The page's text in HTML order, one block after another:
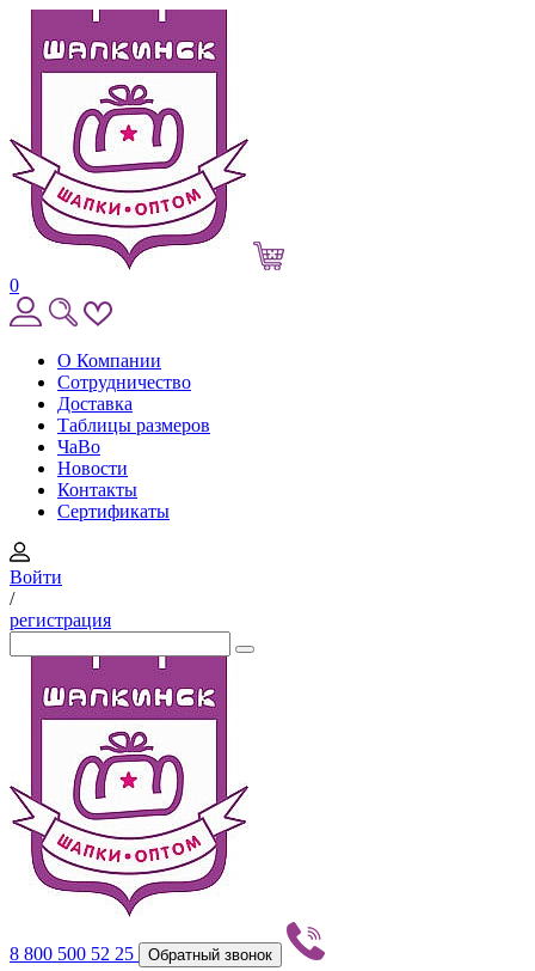
0
О Компании
Сотрудничество
Доставка
Таблицы размеров
ЧаВо
Новости
Контакты
Сертификаты
Войти
/
регистрация
8 800 500 52 25 Обратный звонок